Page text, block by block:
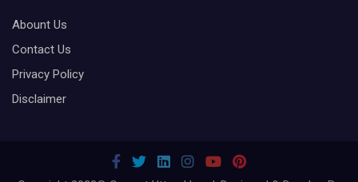
Abount Us
Contact Us
Privacy Policy
Disclaimer